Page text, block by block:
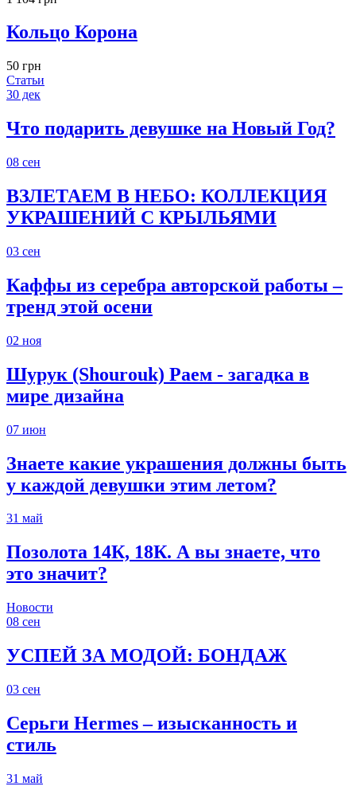
Кольцо Корона
50 грн
Статьи
30 дек
Что подарить девушке на Новый Год?
08 сен
ВЗЛЕТАЕМ В НЕБО: КОЛЛЕКЦИЯ
УКРАШЕНИЙ С КРЫЛЬЯМИ
03 сен
Каффы из серебра авторской работы –
тренд этой осени
02 ноя
Шурук (Shourouk) Раем - загадка в
мире дизайна
07 июн
Знаете какие украшения должны быть
у каждой девушки этим летом?
31 май
Позолота 14К, 18К. А вы знаете, что
это значит?
Новости
08 сен
УСПЕЙ ЗА МОДОЙ: БОНДАЖ
03 сен
Серьги Hermes – изысканность и
стиль
31 май